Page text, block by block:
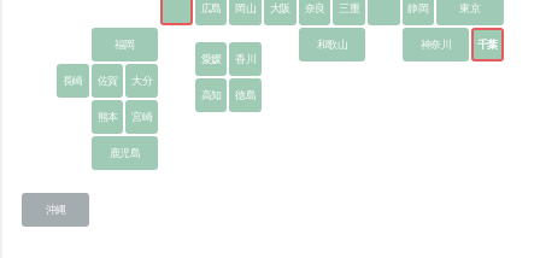
広島 岡山 大阪 奈良 三重 東京
福岡
愛媛
香川
和歌山
静岡
神奈川 千葉
長崎 佐賀
大分
高知
徳島
熊本
宮崎
鹿児島
沖縄